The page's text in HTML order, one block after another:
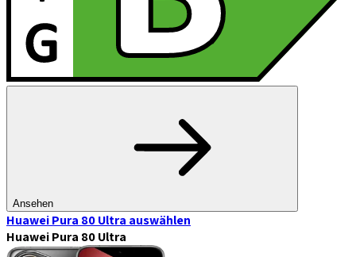
Ansehen
Huawei Pura 80 Ultra auswählen
Huawei Pura 80 Ultra